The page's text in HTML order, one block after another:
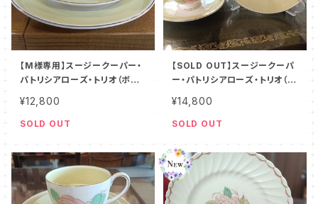
【M様専用】スージークーパー・
パトリシアローズ・トリオ（ボー
¥12,800
SOLD OUT
【SOLD OUT】スージークーパ
ー・パトリシアローズ・トリオ（ボ
¥14,800
SOLD OUT